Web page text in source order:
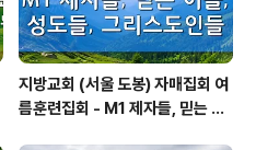
지방교회 (서울 도봉) 자매집회 여
름훈련집회 - M1 제자들, 믿는 이